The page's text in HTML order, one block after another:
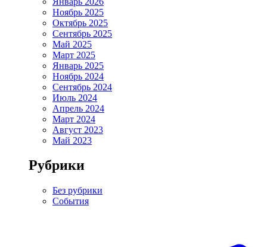
Ноябрь 2025
Октябрь 2025
Сентябрь 2025
Май 2025
Март 2025
Январь 2025
Ноябрь 2024
Сентябрь 2024
Июль 2024
Апрель 2024
Март 2024
Август 2023
Май 2023
Рубрики
Без рубрики
События